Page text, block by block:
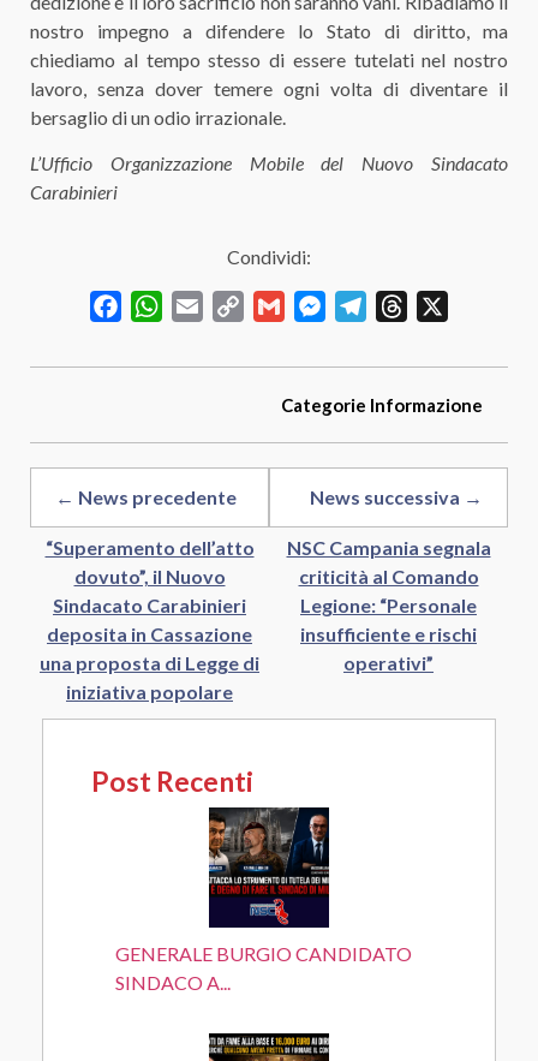
nostro impegno a difendere lo Stato di diritto, ma
chiediamo al tempo stesso di essere tutelati nel nostro
lavoro, senza dover temere ogni volta di diventare il
bersaglio di un odio irrazionale.
L’Ufficio Organizzazione Mobile del Nuovo Sindacato
Carabinieri
Condividi:
FacebookWhatsApp
Email
Copy
Gmail MessengerTelegramThreads
Categorie Informazione
← News precedente
“Superamento dell’atto
dovuto”, il Nuovo
Sindacato Carabinieri
deposita in Cassazione
una proposta di Legge di
iniziativa popolare
News successiva →
NSC Campania segnala
criticità al Comando
Legione: “Personale
insufficiente e rischi
operativi”
Post Recenti
GENERALE BURGIO CANDIDATO
SINDACO A...